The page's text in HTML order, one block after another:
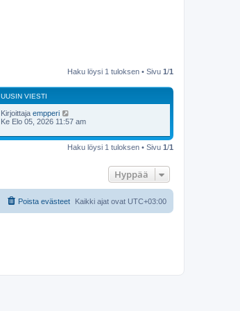
Haku löysi 1 tuloksen • Sivu 1/1
UUSIN VIESTI
Kirjoittaja empperi
Ke Elo 05, 2026 11:57 am
Haku löysi 1 tuloksen • Sivu 1/1
Hyppää
Kaikki ajat ovat UTC+03:00
Poista evästeet